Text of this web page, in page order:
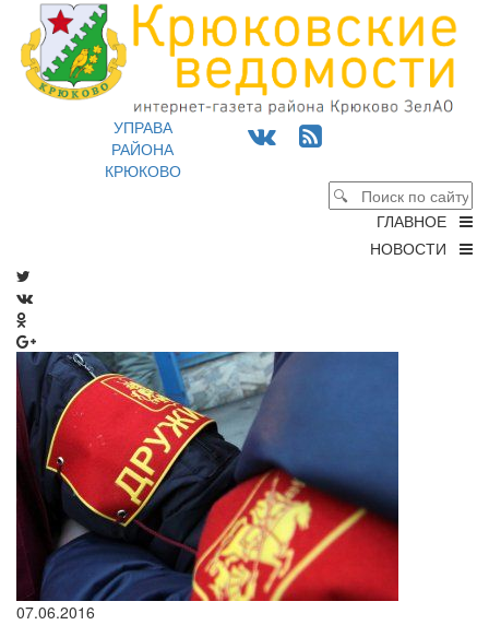
УПРАВА
РАЙОНА
КРЮКОВО
ГЛАВНОЕ
НОВОСТИ
07.06.2016